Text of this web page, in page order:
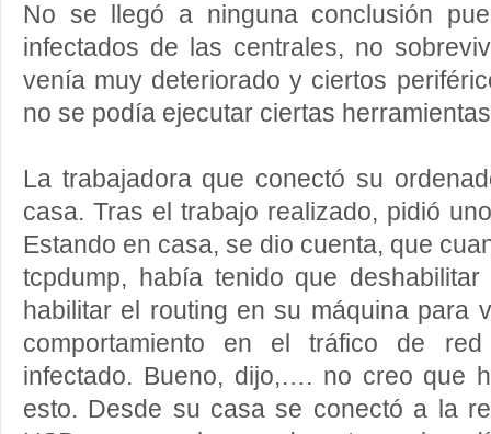
No se llegó a ninguna conclusión
infectados de las centrales, no
venía muy deteriorado y ciertos
no se podía ejecutar ciertas
La trabajadora que conectó su
casa. Tras el trabajo realizado, pidió
Estando en casa, se dio cuenta, que
tcpdump, había tenido que
habilitar el routing en su máquina para
comportamiento en el tráfico de
infectado. Bueno, dijo,…. no creo que
esto. Desde su casa se conectó a la